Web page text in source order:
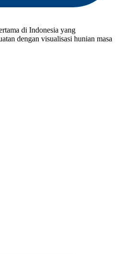
di Indonesia yang
dengan visualisasi hunian masa